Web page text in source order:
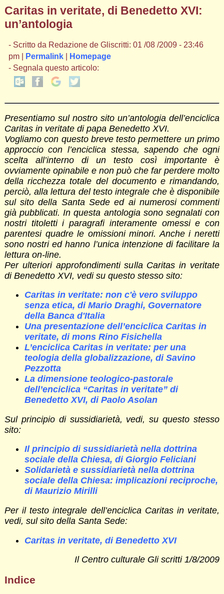
Caritas in veritate, di Benedetto XVI:
un’antologia
- Scritto da Redazione de Gliscritti: 01 /08 /2009 - 23:46
pm |
Permalink|
Homepage
- Segnala questo articolo:
Presentiamo sul nostro sito un’antologia dell’enciclica
Caritas in veritate di papa Benedetto XVI.
Vogliamo con questo breve testo permettere un primo
approccio con l’enciclica stessa, sapendo che ogni
scelta all’interno di un testo così importante è
ovviamente opinabile e non può che far perdere molto
della ricchezza totale del documento e rimandando,
perciò, alla lettura del testo integrale che è disponibile
sul sito della Santa Sede ed ai numerosi commenti
già pubblicati. In questa antologia sono segnalati con
nostri titoletti i paragrafi interamente omessi e con
parentesi quadre le omissioni minori. Anche i neretti
sono nostri ed hanno l’unica intenzione di facilitare la
lettura on-line.
Per ulteriori approfondimenti sulla Caritas in veritate
di Benedetto XVI, vedi su questo stesso sito:
Caritas in veritate: non c'è vero sviluppo
senza etica, di Mario Draghi, Governatore
della Banca d'Italia
Una presentazione dell’enciclica Caritas in
veritate, di mons Rino Fisichella
L’enciclica Caritas in veritate: per una
teologia della globalizzazione, di Savino
Pezzotta
La dimensione teologico-pastorale
dell’enciclica “Caritas in veritate” di
Benedetto XVI, di Paolo Asolan
Sul principio di sussidiarietà, vedi, su questo stesso
sito:
Il principio di sussidiarietà nella dottrina
sociale della Chiesa, di Giorgio Feliciani
Solidarietà e sussidiarietà nella dottrina
sociale della Chiesa: implicazioni reciproche,
di Maurizio Mirilli
Per il testo integrale dell’enciclica Caritas in veritate,
vedi, sul sito della Santa Sede:
Caritas in veritate, di Benedetto XVI
Il Centro culturale Gli scritti 1/8/2009
Indice